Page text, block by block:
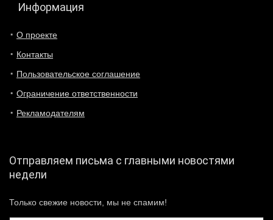
Информация
О проекте
Контакты
Пользовательское соглашение
Ограничение ответственности
Рекламодателям
Отправляем письма с главными новостями
недели
Только свежие новости, мы не спамим!